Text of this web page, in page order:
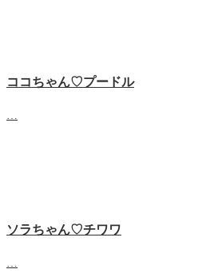
ココちゃん♡‬プードル
ソラちゃん♡‬チワワ